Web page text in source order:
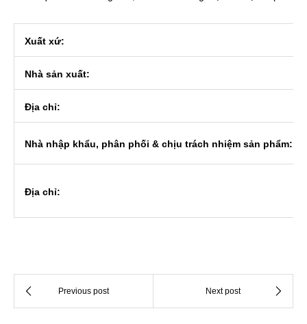
Xuất xứ:
Nhà sản xuất:
Địa chỉ:
Nhà nhập khẩu, phân phối & chịu trách nhiệm sản phẩm:
Địa chỉ: